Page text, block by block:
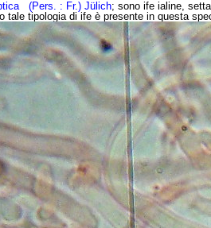
(Pers. : Fr.) Jülich; sono ife ialine,
tale tipologia di ife è presente in questa